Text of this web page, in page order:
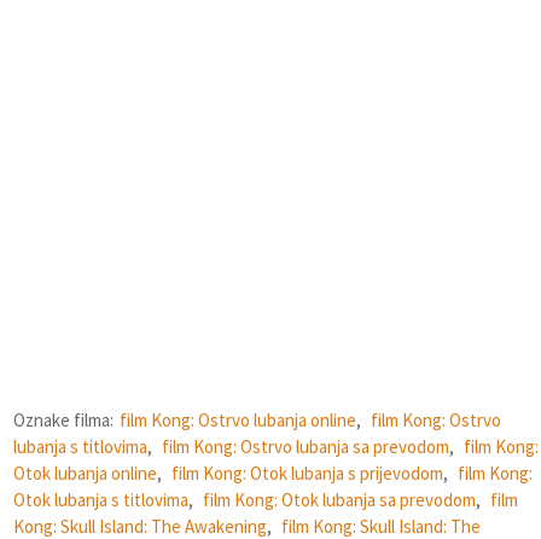
Oznake filma: film Kong: Ostrvo lubanja online, film Kong: Ostrvo
lubanja s titlovima, film Kong: Ostrvo lubanja sa prevodom, film Kong:
Otok lubanja online, film Kong: Otok lubanja s prijevodom, film Kong:
Otok lubanja s titlovima, film Kong: Otok lubanja sa prevodom, film
Kong: Skull Island: The Awakening, film Kong: Skull Island: The